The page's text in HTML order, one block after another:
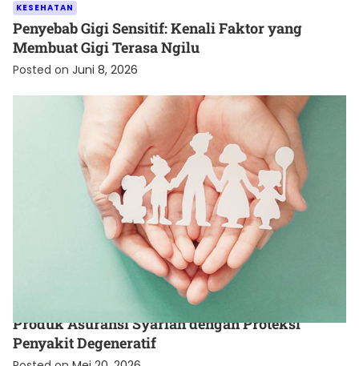
KESEHATAN
Penyebab Gigi Sensitif: Kenali Faktor yang
Membuat Gigi Terasa Ngilu
Posted on Juni 8, 2026
Produk Asuransi Syariah dengan Proteksi
Penyakit Degeneratif